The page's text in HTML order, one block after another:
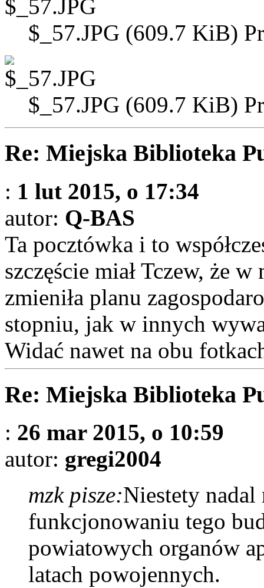
$_57.JPG (609.7 KiB)
$_57.JPG (609.7 KiB)
Re: Miejska Biblioteka
: 1 lut 2015, o 17:34
autor: Q-BAS
Ta pocztówka i to
szczęście miał Tczew, że
zmieniła planu
stopniu, jak w innych
Widać nawet na obu
Re: Miejska Biblioteka
: 26 mar 2015, o 10:59
autor: gregi2004
mzk pisze:Niestety
funkcjonowaniu tego
powiatowych organów
latach powojennych.